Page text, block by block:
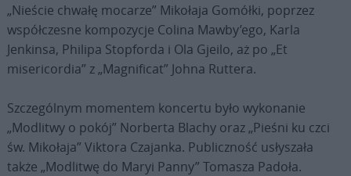
„Nieście chwałę mocarze” Mikołaja Gomółki, poprzez
współczesne kompozycje Colina Mawby’ego, Karla
Jenkinsa, Philipa Stopforda i Ola Gjeilo, aż po „Et
misericordia” z „Magnificat” Johna Ruttera.
Szczególnym momentem koncertu było wykonanie
„Modlitwy o pokój” Norberta Blachy oraz „Pieśni ku czci
św. Mikołaja” Viktora Czajanka. Publiczność usłyszała
także „Modlitwę do Maryi Panny” Tomasza Padoła.